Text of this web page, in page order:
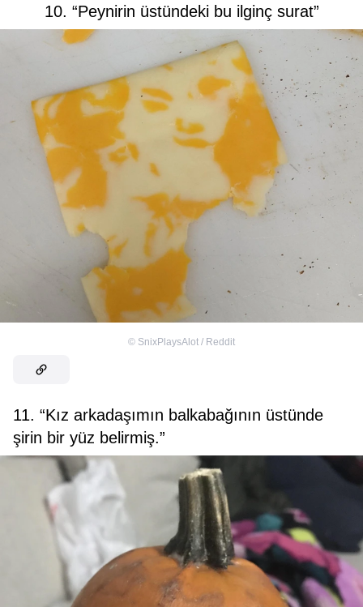
10. “Peynirin üstündeki bu ilginç surat”
© SnixPlaysAlot / Reddit
11. “Kız arkadaşımın balkabağının üstünde
şirin bir yüz belirmiş.”